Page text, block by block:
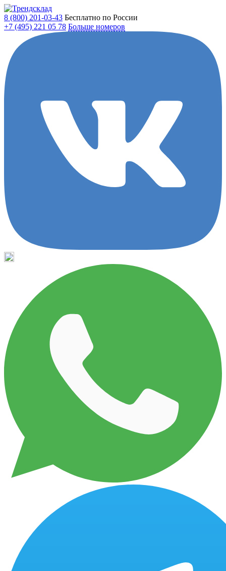
8 (800) 201-03-43 Бесплатно по России
+7 (495) 221 05 78 Больше номеров